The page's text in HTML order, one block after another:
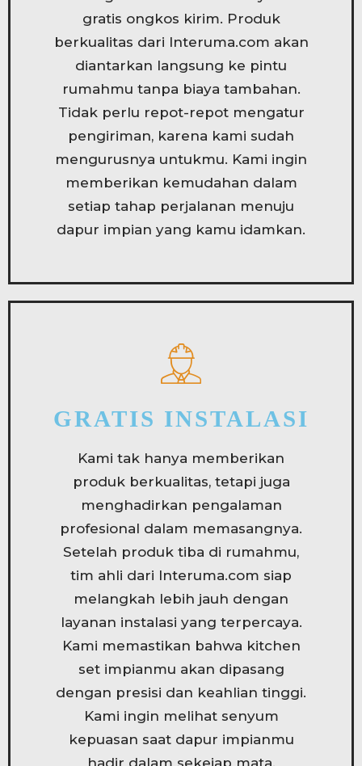
gratis ongkos kirim. Produk
berkualitas dari Interuma.com akan
diantarkan langsung ke pintu
rumahmu tanpa biaya tambahan.
Tidak perlu repot-repot mengatur
pengiriman, karena kami sudah
mengurusnya untukmu. Kami ingin
memberikan kemudahan dalam
setiap tahap perjalanan menuju
dapur impian yang kamu idamkan.
GRATIS INSTALASI
Kami tak hanya memberikan
produk berkualitas, tetapi juga
menghadirkan pengalaman
profesional dalam memasangnya.
Setelah produk tiba di rumahmu,
tim ahli dari Interuma.com siap
melangkah lebih jauh dengan
layanan instalasi yang terpercaya.
Kami memastikan bahwa kitchen
set impianmu akan dipasang
dengan presisi dan keahlian tinggi.
Kami ingin melihat senyum
kepuasan saat dapur impianmu
hadir dalam sekejap mata.